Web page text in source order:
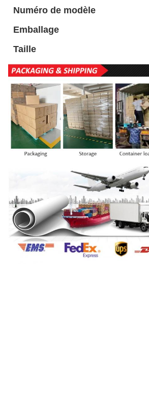
Numéro de modèle
Emballage
Taille